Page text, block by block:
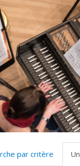
par critère